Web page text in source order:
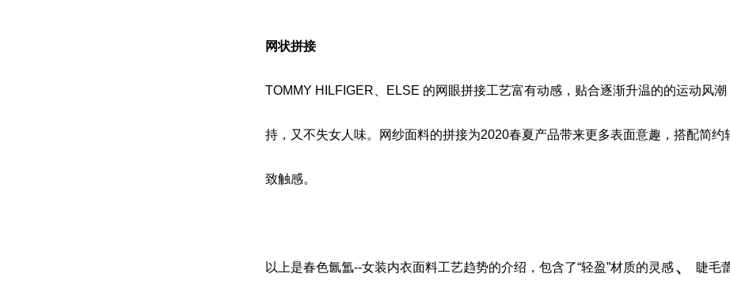
网状拼接
TOMMY HILFIGER、ELSE 的网眼拼接工艺富有动感，贴合逐渐升温的的运动风潮
持，又不失女人味。网纱面料的拼接为2020春夏产品带来更多表面意趣，搭配简约
致触感。
以上是春色氤氲--女装内衣面料工艺趋势的介绍，包含了“轻盈”材质的灵感、 睫毛